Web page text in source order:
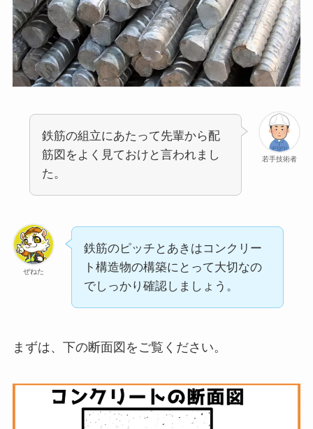
若手技術者
鉄筋の組立にあたって先輩から配
筋図をよく見ておけと言われまし
た。
ぜねた
鉄筋のピッチとあきはコンクリー
ト構造物の構築にとって大切なの
でしっかり確認しましょう。
まずは、下の断面図をご覧ください。